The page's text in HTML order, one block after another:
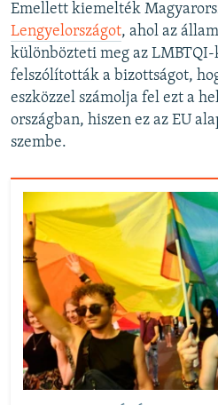
Emellett kiemelték
Lengyelországot, ahol az
különbözteti meg az LMBTQI-
felszólították a bizottságot,
eszközzel számolja fel ezt a
országban, hiszen ez az EU
szembe.